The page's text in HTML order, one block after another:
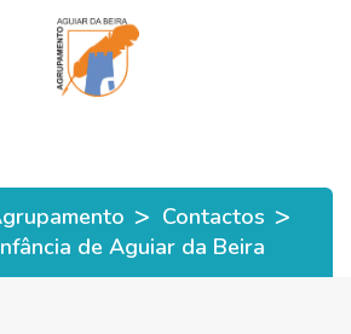
> Contactos >
de Aguiar da Beira